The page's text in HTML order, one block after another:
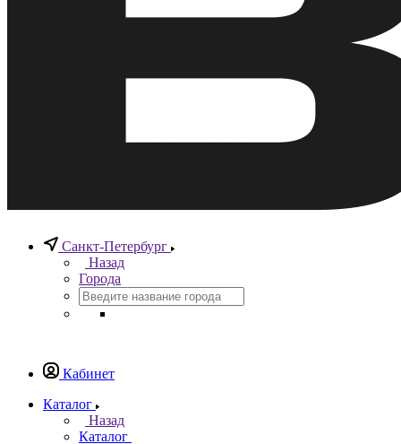
Санкт-Петербург
Назад
Города
Кабинет
Каталог
Назад
Каталог